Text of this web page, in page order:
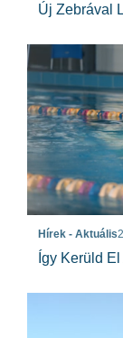
Új Zebrával
Hírek - Aktuális
Így Kerüld